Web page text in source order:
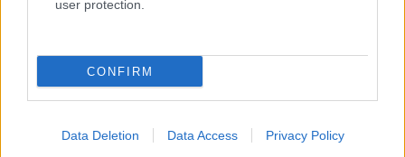
user protection.
CONFIRM
Data Deletion Data Access Privacy Policy
VAGY